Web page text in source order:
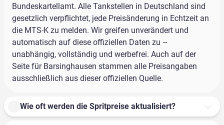
Bundeskartellamt. Alle Tankstellen in Deutschland sind
gesetzlich verpflichtet, jede Preisänderung in Echtzeit an
die MTS-K zu melden. Wir greifen unverändert und
automatisch auf diese offiziellen Daten zu –
unabhängig, vollständig und werbefrei. Auch auf der
Seite für Barsinghausen stammen alle Preisangaben
ausschließlich aus dieser offiziellen Quelle.
Wie oft werden die Spritpreise aktualisiert?